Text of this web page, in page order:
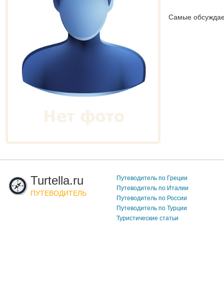
Самые
Turtella.ru
ПУТЕВОДИТЕЛЬ
Путеводитель по Греции
Путеводитель по Италии
Путеводитель по России
Путеводитель по Турции
Туристические статьи